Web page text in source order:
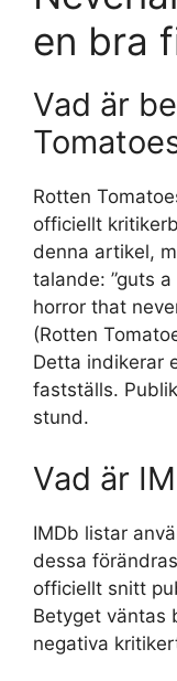
en bra
Vad är
Rotten
officiellt
denna artikel,
talande: ”guts
horror that
(Rotten
Detta indikerar
fastställs.
stund.
Vad är
IMDb listar
dessa
officiellt snitt
Betyget väntas
negativa